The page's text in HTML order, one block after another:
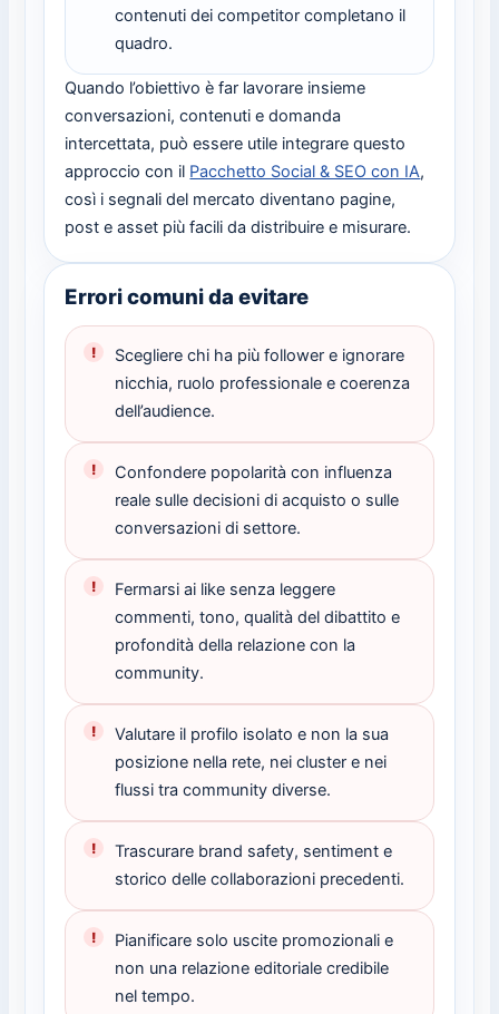
contenuti dei competitor completano il
quadro.
Quando l’obiettivo è far lavorare insieme
conversazioni, contenuti e domanda
intercettata, può essere utile integrare questo
approccio con il Pacchetto Social & SEO con IA,
così i segnali del mercato diventano pagine,
post e asset più facili da distribuire e misurare.
Errori comuni da evitare
Scegliere chi ha più follower e ignorare
nicchia, ruolo professionale e coerenza
dell’audience.
Confondere popolarità con influenza
reale sulle decisioni di acquisto o sulle
conversazioni di settore.
Fermarsi ai like senza leggere
commenti, tono, qualità del dibattito e
profondità della relazione con la
community.
Valutare il profilo isolato e non la sua
posizione nella rete, nei cluster e nei
flussi tra community diverse.
Trascurare brand safety, sentiment e
storico delle collaborazioni precedenti.
Pianificare solo uscite promozionali e
non una relazione editoriale credibile
nel tempo.